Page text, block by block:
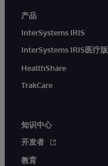
产品
InterSystems IRIS
InterSystems IRIS医疗版
HealthShare
TrakCare
知识中心
开发者
教育